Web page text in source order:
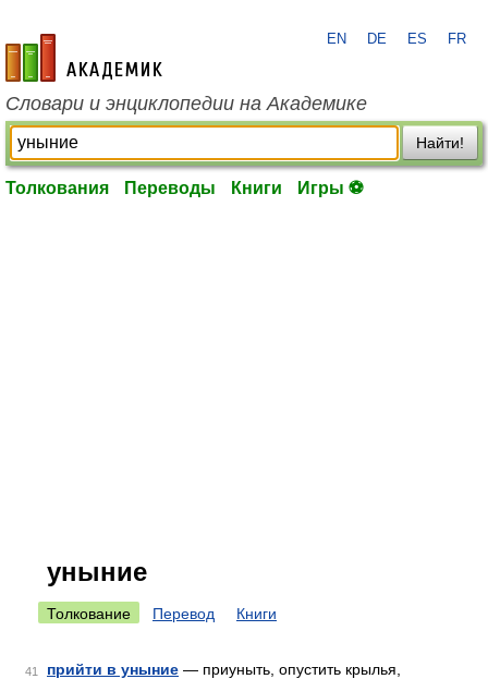
academic.ru
EN DE ES FR
Словари и энциклопедии на Академике
Найти!
Толкования Переводы Книги Игры ⚽
уныние
Толкование Перевод Книги
41 прийти в уныние — приуныть, опустить крылья,